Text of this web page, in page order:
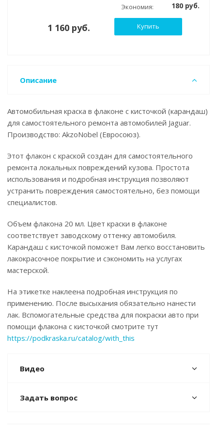
Экономия: 180 руб.
1 160 руб. Купить
Описание
Автомобильная краска в флаконе с кисточкой (карандаш)
для самостоятельного ремонта автомобилей Jaguar.
Производство: AkzoNobel (Евросоюз).
Этот флакон с краской создан для самостоятельного
ремонта локальных повреждений кузова. Простота
использования и подробная инструкция позволяют
устранить повреждения самостоятельно, без помощи
специалистов.
Объем флакона 20 мл. Цвет краски в флаконе
соответствует заводскому оттенку автомобиля.
Карандаш с кисточкой поможет Вам легко восстановить
лакокрасочное покрытие и сэкономить на услугах
мастерской.
На этикетке наклеена подробная инструкция по
применению. После высыхания обязательно нанести
лак. Вспомогательные средства для покраски авто при
помощи флакона с кисточкой смотрите тут
https://podkraska.ru/catalog/with_this
Видео
Задать вопрос